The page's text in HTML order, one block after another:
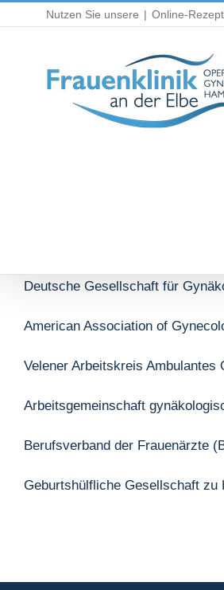
Nutzen Sie unsere | Online-
Deutsche Gesellschaft für
American Association of
Velener Arbeitskreis Ambulantes
Arbeitsgemeinschaft
Berufsverband der Frauenärzte
Geburtshülfliche Gesellschaft zu